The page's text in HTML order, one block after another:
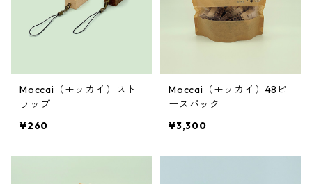
Moccai（モッカイ）スト
ラップ
¥260
Moccai（モッカイ）48ピ
ースパック
¥3,300